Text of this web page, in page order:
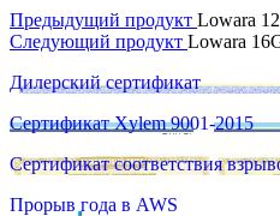
Предыдущий продукт Lowara
Следующий продукт Lowara
Дилерский сертификат
Сертификат Xylem 9001-2015
Сертификат соответствия
Прорыв года в AWS